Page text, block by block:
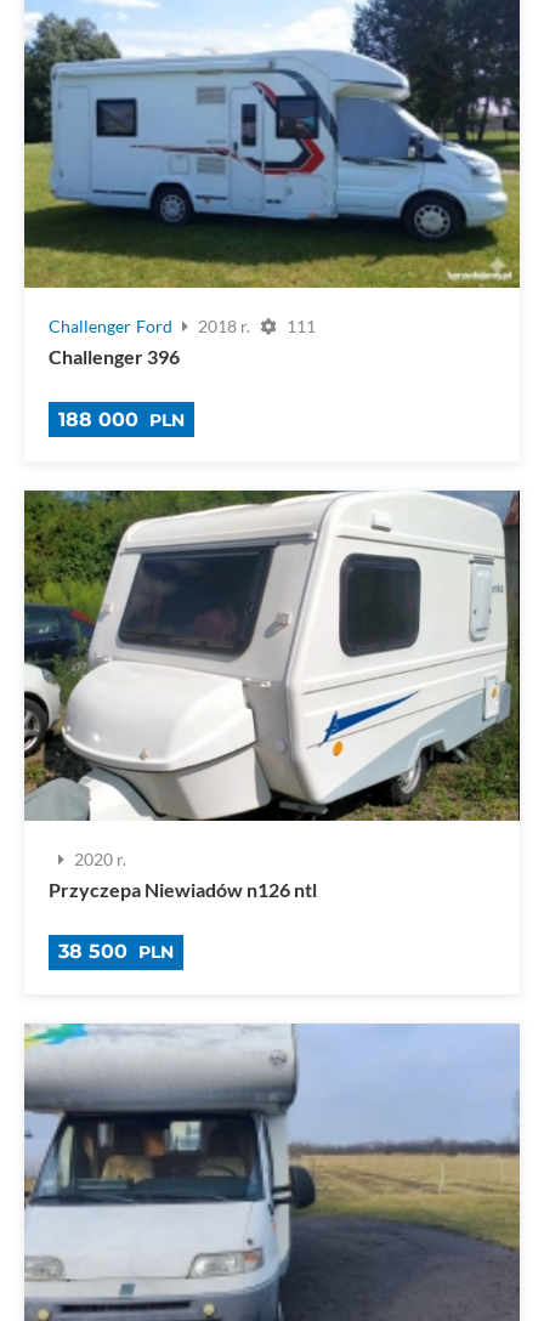
Challenger Ford 2018 r. 111
Challenger 396
188 000 PLN
2020 r.
Przyczepa Niewiadów n126 ntl
38 500 PLN